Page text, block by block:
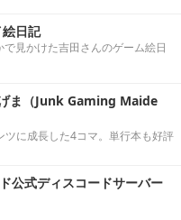
日記
見かけた吉田さんのゲーム絵日
ま（Junk Gaming Maide
に成長した4コマ。単行本も好評
公式ディスコードサーバー